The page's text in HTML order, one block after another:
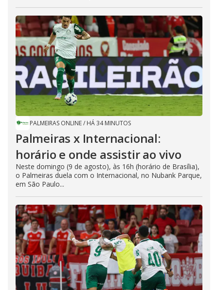
PALMEIRAS ONLINE/ HÁ 34 MINUTOS
Palmeiras x Internacional:
horário e onde assistir ao vivo
Neste domingo (9 de agosto), às 16h (horário de Brasília),
o Palmeiras duela com o Internacional, no Nubank Parque,
em São Paulo...